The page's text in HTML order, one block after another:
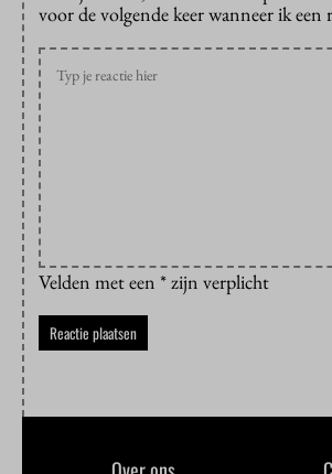
voor de volgende keer wanneer ik een
Velden met een * zijn verplicht